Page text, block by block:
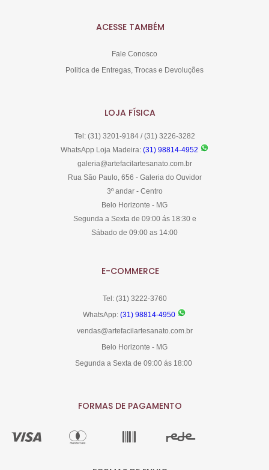
ACESSE TAMBÉM
Fale Conosco
Politica de Entregas, Trocas e Devoluções
LOJA FÍSICA
Tel: (31) 3201-9184 / (31) 3226-3282
WhatsApp Loja Madeira: (31) 98814-4952
galeria@artefacilartesanato.com.br
Rua São Paulo, 656 - Galeria do Ouvidor
3º andar - Centro
Belo Horizonte - MG
Segunda a Sexta de 09:00 ás 18:30 e
Sábado de 09:00 as 14:00
E-COMMERCE
Tel: (31) 3222-3760
WhatsApp: (31) 98814-4950
vendas@artefacilartesanato.com.br
Belo Horizonte - MG
Segunda a Sexta de 09:00 ás 18:00
FORMAS DE PAGAMENTO